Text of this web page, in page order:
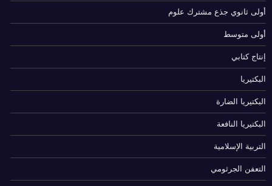
أولى ثانوي جذع مشترك علوم
أولى متوسط
إنتاج كتابي
البكتيريا
البكتيريا الضارة
البكتيريا النافعة
التربية الإسلامية
التعفن الجرثومي